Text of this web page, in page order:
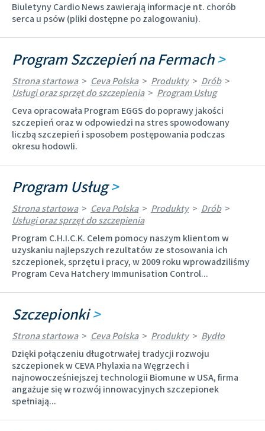
Biuletyny Cardio News zawierają informacje nt. chorób
serca u psów (pliki dostępne po zalogowaniu).
Program Szczepień na Fermach>
Strona startowa > Ceva Polska > Produkty > Drób >
Usługi oraz sprzęt do szczepienia > Program Usług
Ceva opracowała Program EGGS do poprawy jakości
szczepień oraz w odpowiedzi na stres spowodowany
liczbą szczepień i sposobem postępowania podczas
okresu hodowli.
Program Usług>
Strona startowa > Ceva Polska > Produkty > Drób >
Usługi oraz sprzęt do szczepienia
Program C.H.I.C.K. Celem pomocy naszym klientom w
uzyskaniu najlepszych rezultatów ze stosowania ich
szczepionek, sprzętu i pracy, w 2009 roku wprowadziliśmy
Program Ceva Hatchery Immunisation Control...
Szczepionki>
Strona startowa > Ceva Polska > Produkty > Bydło
Dzięki połączeniu długotrwałej tradycji rozwoju
szczepionek w CEVA Phylaxia na Węgrzech i
najnowocześniejszej technologii Biomune w USA, firma
angażuje się w rozwój innowacyjnych szczepionek
spełniają...